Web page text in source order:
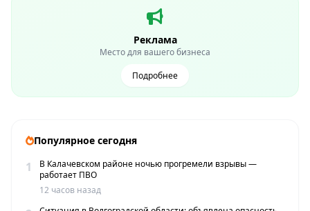
Реклама
Место для вашего бизнеса
Подробнее
Популярное сегодня
1
В Калачевском районе ночью прогремели взрывы —
работает ПВО
12 часов назад